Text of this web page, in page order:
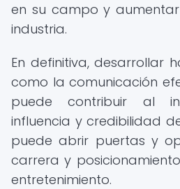
en su campo y
industria.
En definitiva, desarrollar
como la comunicación
puede contribuir al
influencia y credibilidad
puede abrir puertas y
carrera y
entretenimiento.